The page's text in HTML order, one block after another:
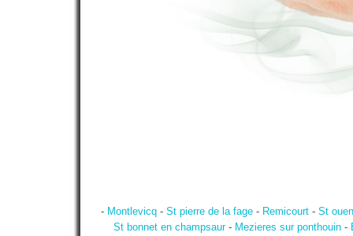
- Montlevicq- St pierre de la fage- Remicourt- St
St bonnet en champsaur- Mezieres sur ponthouin-